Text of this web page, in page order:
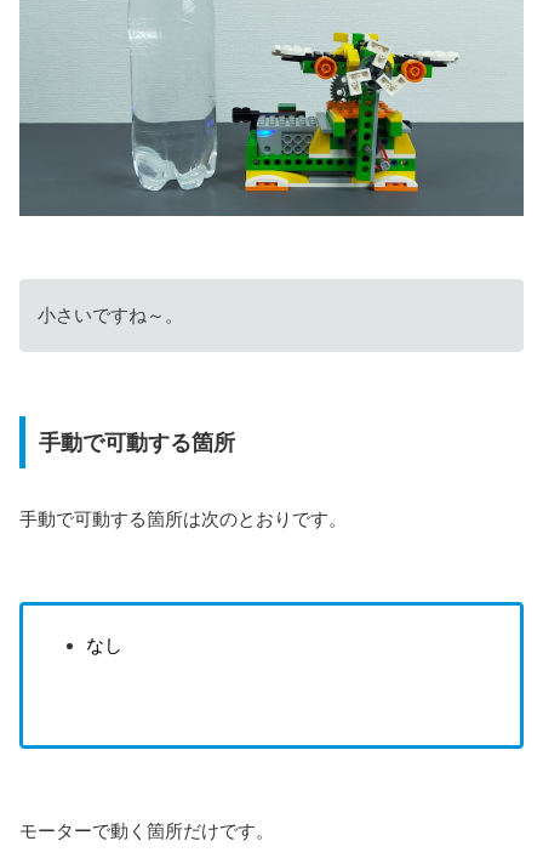
小さいですね～。
手動で可動する箇所
手動で可動する箇所は次のとおりです。
なし
モーターで動く箇所だけです。